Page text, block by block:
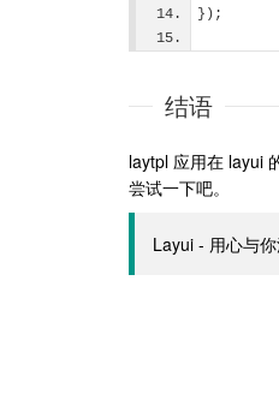
});
结语
laytpl 应用在 layui
尝试一下吧。
Layui - 用心与